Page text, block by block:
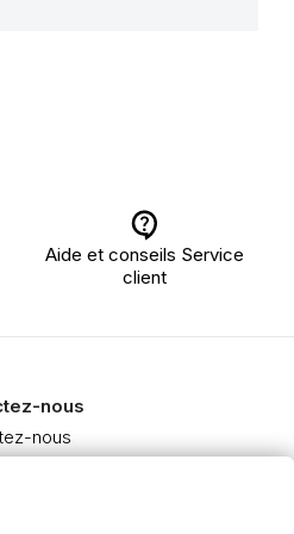
Aide et conseils Service
client
nous
nous